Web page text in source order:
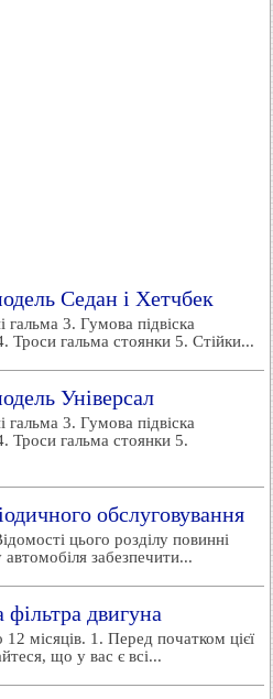
Седан і Хетчбек
3. Гумова підвіска
Троси гальма стоянки 5. Стійки...
Універсал
3. Гумова підвіска
Троси гальма стоянки 5.
обслуговування
цього розділу повинні
забезпечити...
фільтра двигуна
місяців. 1. Перед початком цієї
що у вас є всі...